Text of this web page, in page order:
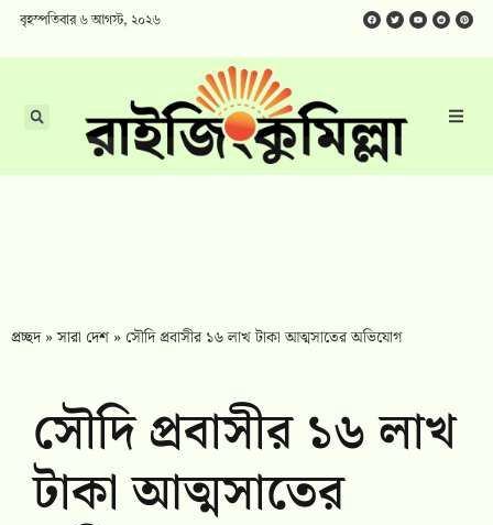
বৃহস্পতিবার ৬ আগস্ট, ২০২৬
প্রচ্ছদ»সারা দেশ » সৌদি প্রবাসীর ১৬ লাখ টাকা আত্মসাতের অভিযোগ
সৌদি প্রবাসীর ১৬ লাখ
টাকা আত্মসাতের